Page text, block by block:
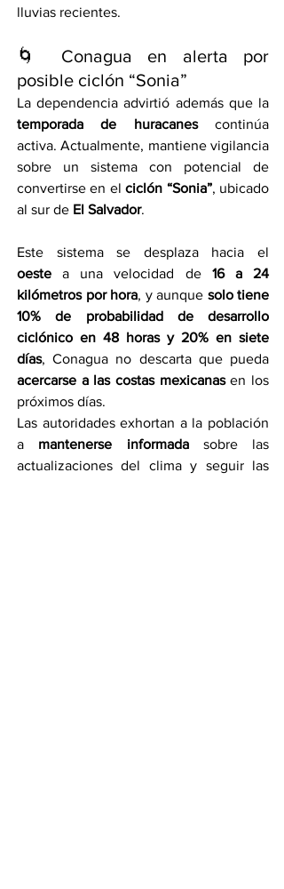
lluvias recientes.
🌀 Conagua en alerta por
posible ciclón “Sonia”
temporada de huracanes continúa
activa. Actualmente, mantiene vigilancia
sobre un sistema con potencial de
convertirse en el ciclón “Sonia”, ubicado
al sur de El Salvador.
oeste a una velocidad de 16 a 24
kilómetros por hora, y aunque solo tiene
10% de probabilidad de desarrollo
ciclónico en 48 horas y 20% en siete
días
acercarse a las costas mexicanas en los
próximos días.
Las autoridades exhortan a la población
a mantenerse informada sobre las
actualizaciones del clima y seguir las